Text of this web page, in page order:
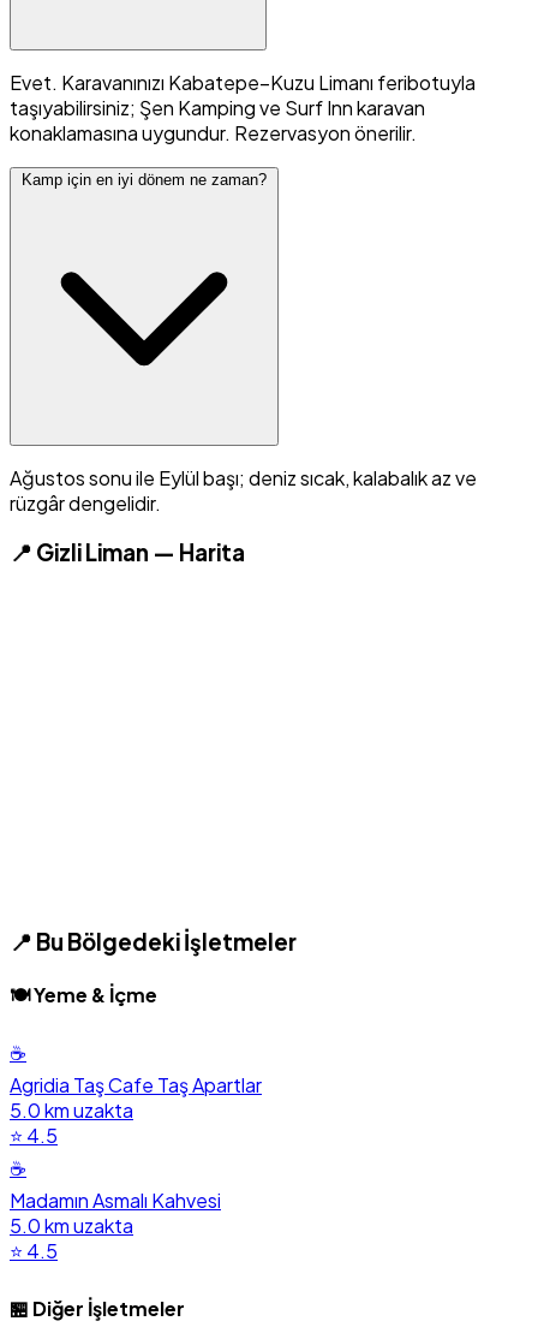
Evet. Karavanınızı Kabatepe–Kuzu Limanı feribotuyla
taşıyabilirsiniz; Şen Kamping ve Surf Inn karavan
konaklamasına uygundur. Rezervasyon önerilir.
Kamp için en iyi dönem ne zaman?
Ağustos sonu ile Eylül başı; deniz sıcak, kalabalık az ve
rüzgâr dengelidir.
📍 Gizli Liman — Harita
📍 Bu Bölgedeki İşletmeler
🍽️ Yeme & İçme
☕
Agridia Taş Cafe Taş Apartlar
5.0 km uzakta
⭐ 4.5
☕
Madamın Asmalı Kahvesi
5.0 km uzakta
⭐ 4.5
🏪 Diğer İşletmeler